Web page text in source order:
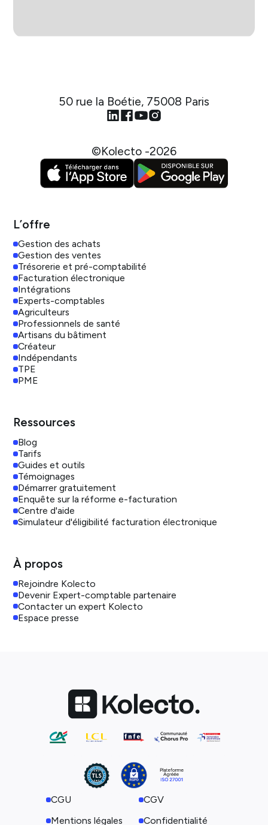
50 rue la Boétie, 75008 Paris
©Kolecto -2026
L’offre
Gestion des achats
Gestion des ventes
Trésorerie et pré-comptabilité
Facturation électronique
Intégrations
Experts-comptables
Agriculteurs
Professionnels de santé
Artisans du bâtiment
Créateur
Indépendants
TPE
PME
Ressources
Blog
Tarifs
Guides et outils
Témoignages
Démarrer gratuitement
Enquête sur la réforme e-facturation
Centre d'aide
Simulateur d'éligibilité facturation électronique
À propos
Rejoindre Kolecto
Devenir Expert-comptable partenaire
Contacter un expert Kolecto
Espace presse
CGU
CGV
Mentions légales
Confidentialité